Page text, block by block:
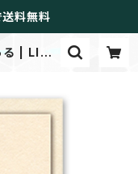
料無料
| LIBR